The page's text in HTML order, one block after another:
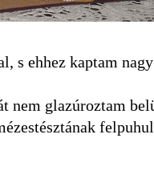
s ehhez kaptam
nem glazúroztam